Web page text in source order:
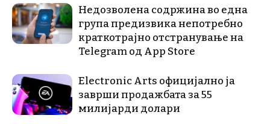
Недозволена содржина во една
група предизвика непотребно
краткотрајно отстранување на
Telegram од App Store
Electronic Arts официјално ја
заврши продажбата за 55
милијарди долари